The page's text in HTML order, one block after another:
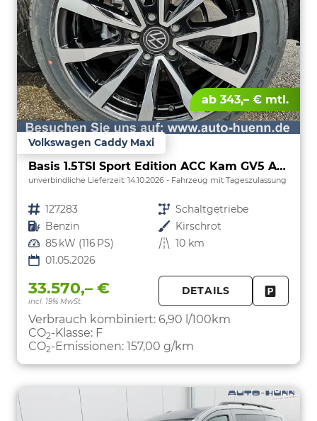
ab 343,– € mtl.
Volkswagen Caddy Maxi
Basis 1.5TSI Sport Edition ACC Kam GV5 App AHK Reling
unverbindliche Lieferzeit: 14.10.2026 Fahrzeug mit Tageszulassung
Fahrzeugnr. 127283 Getriebe Schaltgetriebe
Kraftstoff Benzin Außenfarbe Kirschrot
Leistung 85 kW (116 PS) Kilometerstand 10 km
01.05.2026
33.570,– €
incl. 19% MwSt.
DETAILS
Verbrauch kombiniert: 6,90 l/100km
CO2-Klasse: F
CO2-Emissionen: 157,00 g/km